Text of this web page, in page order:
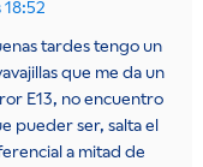
18:52
tardes tengo un
que me da un
E13, no encuentro
pueder ser, salta el
a mitad de